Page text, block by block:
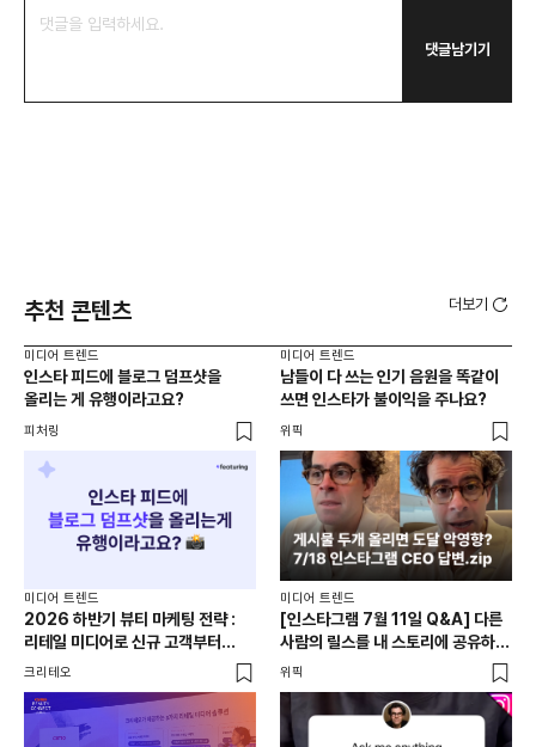
댓글남기기
추천 콘텐츠 더보기
미디어 트렌드
인스타 피드에 블로그 덤프샷을
올리는 게 유행이라고요?
피처링
미디어 트렌드
남들이 다 쓰는 인기 음원을 똑같이
쓰면 인스타가 불이익을 주나요?
위픽
미디어 트렌드
2026 하반기 뷰티 마케팅 전략 :
리테일 미디어로 신규 고객부터
재구매까지
크리테오
미디어 트렌드
[인스타그램 7월 11일 Q&A] 다른
사람의 릴스를 내 스토리에 공유하는
게 그 사람에게 실제로 도움이
위픽